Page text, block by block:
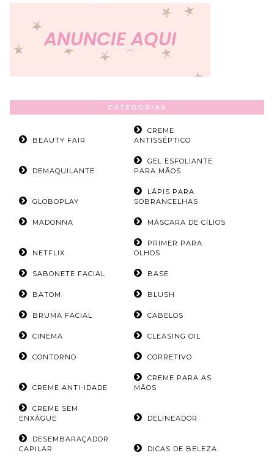
CATEGORIAS
BEAUTY FAIR
CREME
ANTISSÉPTICO
DEMAQUILANTE
GEL ESFOLIANTE
PARA MÃOS
GLOBOPLAY
LÁPIS PARA
SOBRANCELHAS
MADONNA MÁSCARA DE CÍLIOS
NETFLIX
PRIMER PARA
OLHOS
SABONETE FACIAL BASE
BATOM BLUSH
BRUMA FACIAL CABELOS
CINEMA CLEASING OIL
CONTORNO CORRETIVO
CREME ANTI-IDADE
CREME PARA AS
MÃOS
CREME SEM
ENXÁGUE
DELINEADOR
DESEMBARAÇADOR
CAPILAR
DICAS DE BELEZA